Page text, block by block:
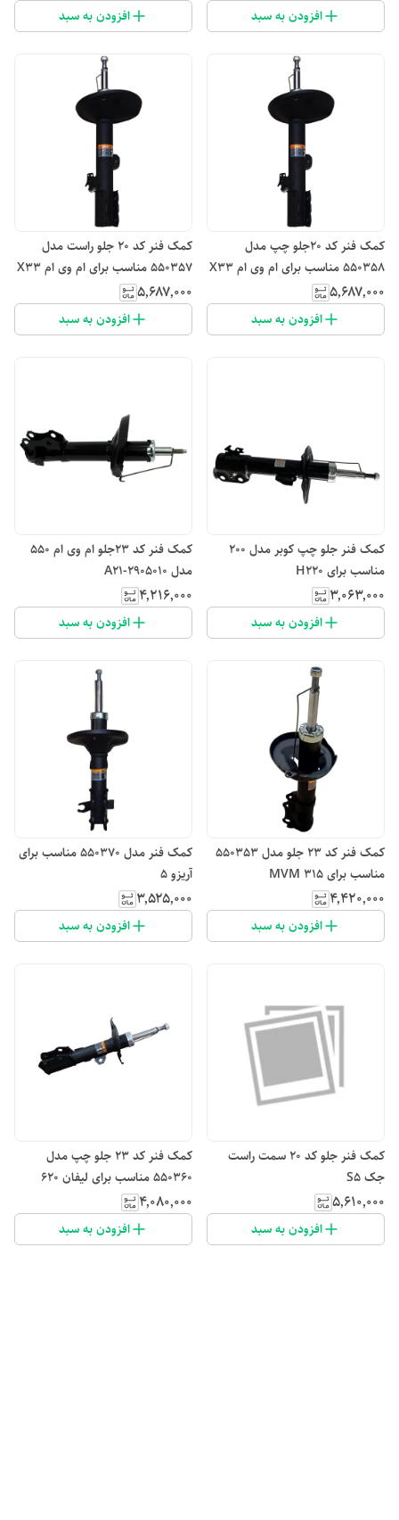
افزودن به سبد افزودن به سبد
کمک فنر کد ۲۰جلو چپ مدل
550358 مناسب برای ام وی ام X33
۵٬۶۸۷٬۰۰۰
افزودن به سبد
کمک فنر کد ۲۰ جلو راست مدل
550357 مناسب برای ام وی ام X33
۵٬۶۸۷٬۰۰۰
افزودن به سبد
کمک فنر جلو چپ کوبر مدل 200
مناسب برای H220
۳٬۰۶۳٬۰۰۰
افزودن به سبد
کمک فنر کد ۲۳جلو ام وی ام 550
مدل A21-2905010
۴٬۲۱۶٬۰۰۰
افزودن به سبد
کمک فنر کد ۲۳ جلو مدل 550353
مناسب برای MVM 315
۴٬۴۲۰٬۰۰۰
افزودن به سبد
کمک فنر مدل 550370 مناسب برای
آریزو 5
۳٬۵۲۵٬۰۰۰
افزودن به سبد
کمک فنر جلو کد ۲۰ سمت راست
جک S5
۵٬۶۱۰٬۰۰۰
افزودن به سبد
کمک فنر کد ۲۳ جلو چپ مدل
550360 مناسب برای لیفان 620
۴٬۰۸۰٬۰۰۰
افزودن به سبد